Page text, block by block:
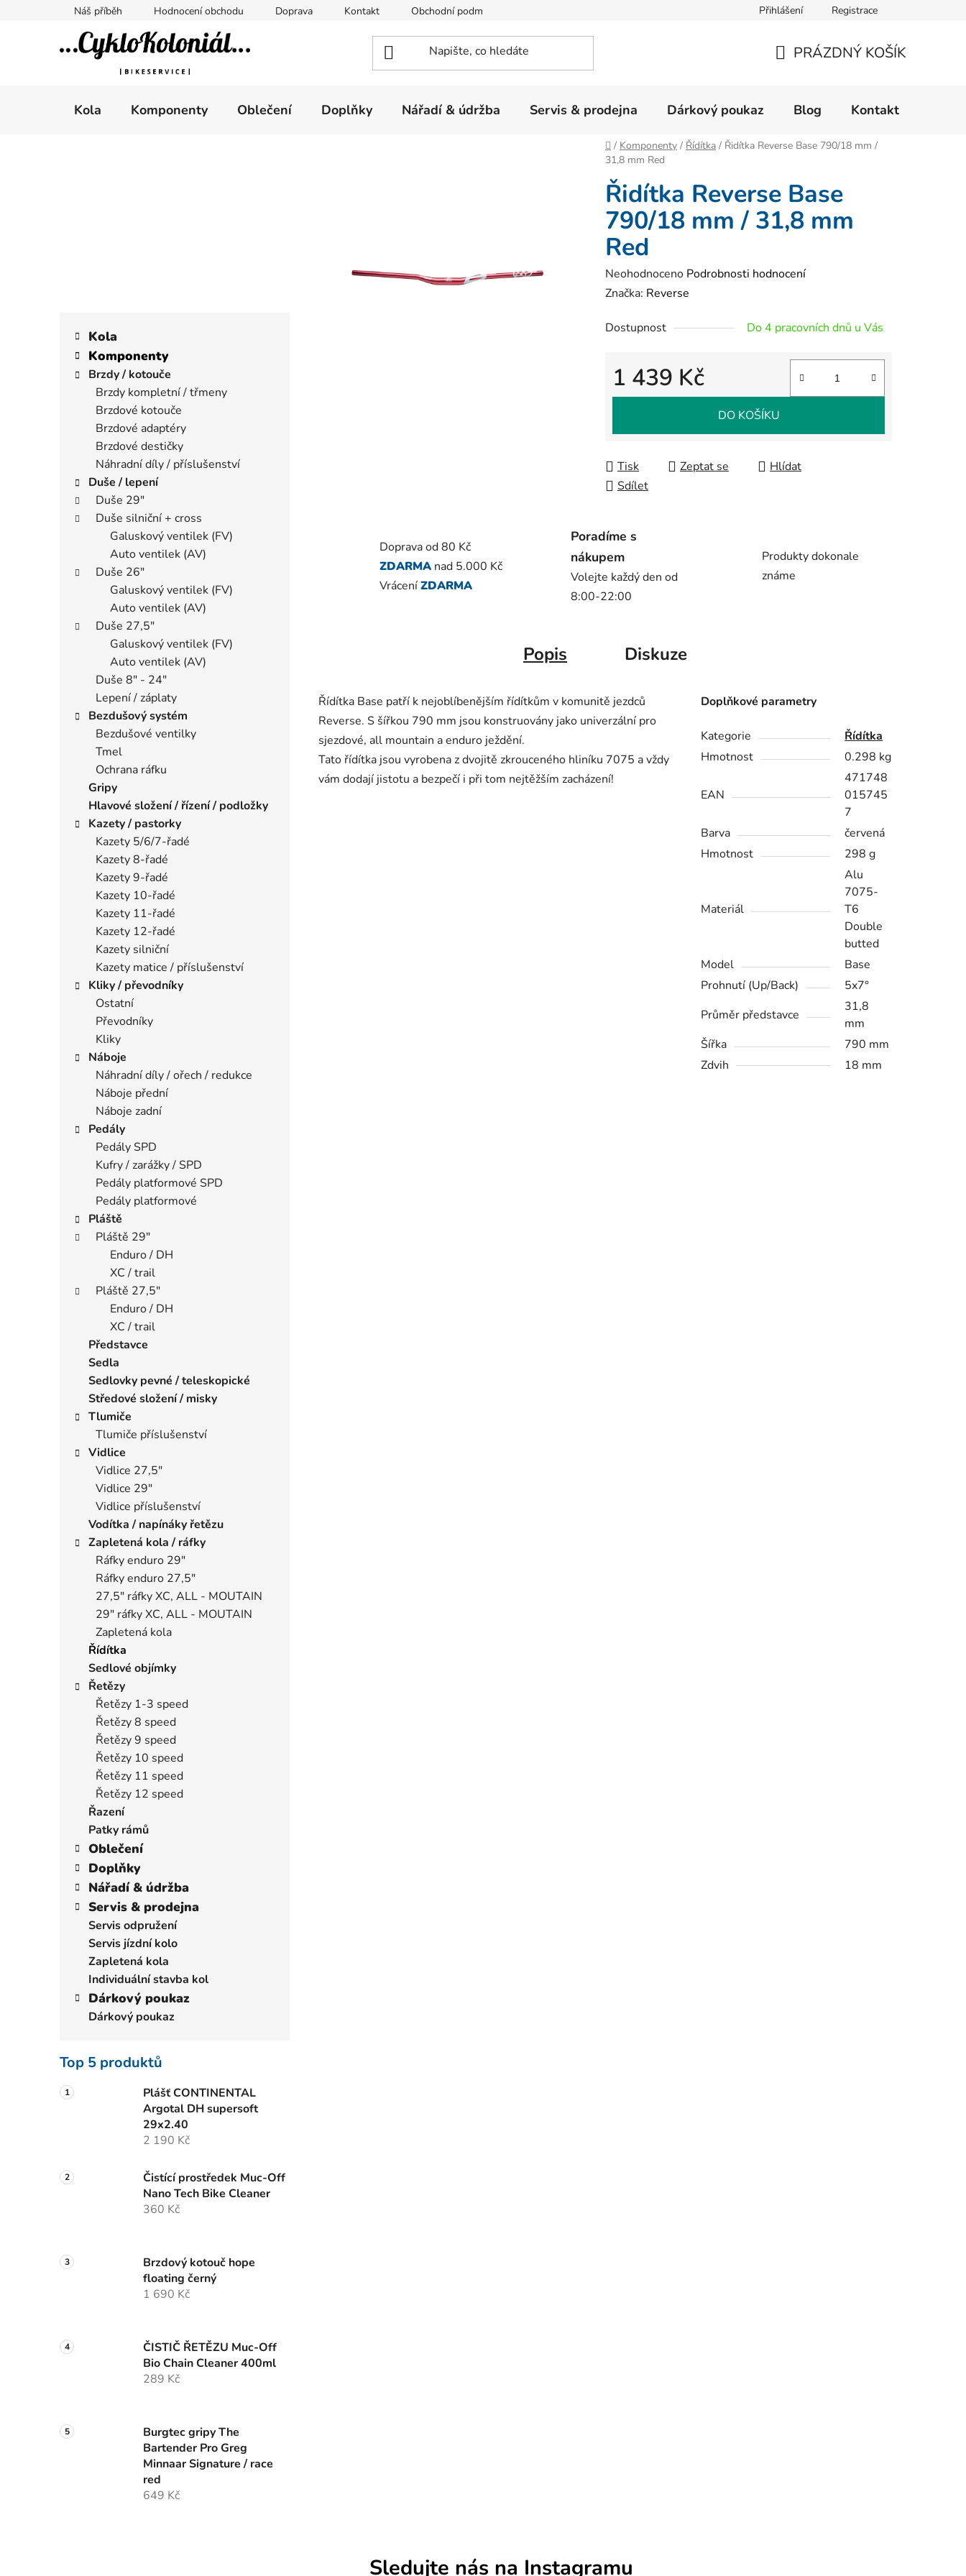
Náš příběh Hodnocení obchodu Doprava Kontakt Obchodní podmínky Formulář pro reklamaci zboží
Přihlášení Registrace
KOŠÍK
PRÁZDNÝ KOŠÍK
Kola Komponenty Oblečení Doplňky Nářadí & údržba Servis & prodejna Dárkový poukaz Blog Kontakt
Domů
/ Komponenty / Řídítka / Řidítka Reverse Base 790/18 mm /
31,8 mm Red
kategorie
Kola
Komponenty
Brzdy / kotouče
Brzdy kompletní / třmeny
Brzdové kotouče
Brzdové adaptéry
Brzdové destičky
Náhradní díly / příslušenství
Duše / lepení
Duše 29"
Duše silniční + cross
Galuskový ventilek (FV)
Auto ventilek (AV)
Duše 26"
Galuskový ventilek (FV)
Auto ventilek (AV)
Duše 27,5"
Galuskový ventilek (FV)
Auto ventilek (AV)
Duše 8" - 24"
Lepení / záplaty
Bezdušový systém
Bezdušové ventilky
Tmel
Ochrana ráfku
Gripy
Hlavové složení / řízení / podložky
Kazety / pastorky
Kazety 5/6/7-řadé
Kazety 8-řadé
Kazety 9-řadé
Kazety 10-řadé
Kazety 11-řadé
Kazety 12-řadé
Kazety silniční
Kazety matice / příslušenství
Kliky / převodníky
Ostatní
Převodníky
Kliky
Náboje
Náhradní díly / ořech / redukce
Náboje přední
Náboje zadní
Pedály
Pedály SPD
Kufry / zarážky / SPD
Pedály platformové SPD
Pedály platformové
Pláště
Pláště 29"
Enduro / DH
XC / trail
Pláště 27,5"
Enduro / DH
XC / trail
Představce
Sedla
Sedlovky pevné / teleskopické
Středové složení / misky
Tlumiče
Tlumiče příslušenství
Vidlice
Vidlice 27,5"
Vidlice 29"
Vidlice příslušenství
Vodítka / napínáky řetězu
Zapletená kola / ráfky
Ráfky enduro 29"
Ráfky enduro 27,5"
27,5" ráfky XC, ALL - MOUTAIN
29" ráfky XC, ALL - MOUTAIN
Zapletená kola
Řídítka
Sedlové objímky
Řetězy
Řetězy 1-3 speed
Řetězy 8 speed
Řetězy 9 speed
Řetězy 10 speed
Řetězy 11 speed
Řetězy 12 speed
Řazení
Patky rámů
Oblečení
Doplňky
Nářadí & údržba
Servis & prodejna
Servis odpružení
Servis jízdní kolo
Zapletená kola
Individuální stavba kol
Dárkový poukaz
Dárkový poukaz
Top 5 produktů
Plášť CONTINENTAL
Argotal DH supersoft
29x2.40
2 190 Kč
Čistící prostředek Muc-Off
Nano Tech Bike Cleaner
360 Kč
Brzdový kotouč hope
floating černý
1 690 Kč
ČISTIČ ŘETĚZU Muc-Off
Bio Chain Cleaner 400ml
289 Kč
Burgtec gripy The
Bartender Pro Greg
Minnaar Signature / race
red
649 Kč
Řidítka Reverse Base
790/18 mm / 31,8 mm
Red
Průměrné
hodnocení
je
Neohodnoceno Podrobnosti hodnocení
Značka: Reverse
Dostupnost Do 4 pracovních dnů u Vás
1 439 Kč
Měrná cena:
DO KOŠÍKU
Tisk Zeptat se
Hlídat
Sdílet
Doprava od 80 Kč
ZDARMA nad 5.000 Kč
VráceníZDARMA
Poradíme s
nákupem
Volejte každý den od
8:00-22:00
Produkty dokonale
známe
Popis Diskuze
Řídítka Base patří k nejoblíbenějším řídítkům v komunitě jezdců
Reverse. S šířkou 790 mm jsou konstruovány jako univerzální pro
sjezdové, all mountain a enduro ježdění.
Tato řídítka jsou vyrobena z dvojitě zkrouceného hliníku 7075 a vždy
vám dodají jistotu a bezpečí i při tom nejtěžším zacházení!
Doplňkové parametry
Kategorie
Řídítka
Hmotnost
0.298 kg
EAN
471748
015745
7
Barva
červená
Hmotnost
298 g
Materiál
Alu
7075-
T6
Double
butted
Model
Base
Prohnutí (Up/Back)
5x7°
Průměr představce
31,8
mm
Šířka
790 mm
Zdvih
18 mm
Sledujte nás na Instagramu